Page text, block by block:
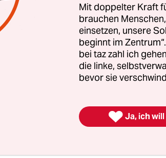
Agentur hatte die Idee,einen
„abdoudiouf1993“
eine Woche lang über Fotos
#foodporn– komisch,
Doch dann kam heraus: Alles
steckt in Wahrheit der
Mit doppelter Kraft
brauchen
einsetzen, unsere
beginnt im
bei taz zahl ich
die linke,
bevor sie
 Ja, ich will